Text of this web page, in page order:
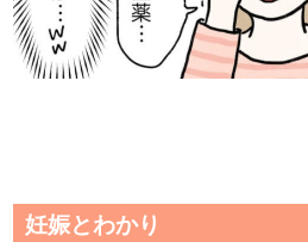
妊娠とわかり